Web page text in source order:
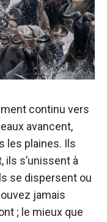
continu vers
avancent,
les plaines. Ils
ils s’unissent à
se dispersent ou
jamais
; le mieux que